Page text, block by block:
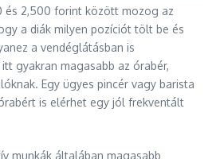
és 2,500 forint között mozog az
a diák milyen pozíciót tölt be és
a vendéglátásban is
gyakran magasabb az órabér,
Egy ügyes pincér vagy barista
is elérhet egy jól frekventált
munkák általában magasabb